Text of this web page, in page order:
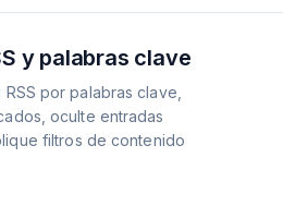
y palabras clave
por palabras clave,
oculte entradas
filtros de contenido